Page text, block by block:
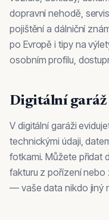
dopravní nehodě,
pojištění a dálniční
po Evropě i tipy na
osobním profilu,
Digitální garáž
V digitální garáži
technickými údaji,
fotkami. Můžete přidat
fakturu z pořízení nebo
— vaše data nikdo jiný